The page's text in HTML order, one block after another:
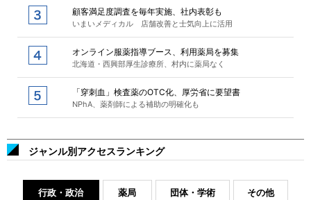
顧客満足度調査を毎年実施、社内表彰も
いまいメディカル 店舗改善と士気向上に活用
オンライン服薬指導ブース、利用薬局を募集
北海道・西興部厚生診療所、村内に薬局なく
「穿刺血」検査薬のOTC化、厚労省に要望書
NPhA、薬剤師による補助の明確化も
ジャンル別アクセスランキング
行政・政治 薬局 団体・学術 その他